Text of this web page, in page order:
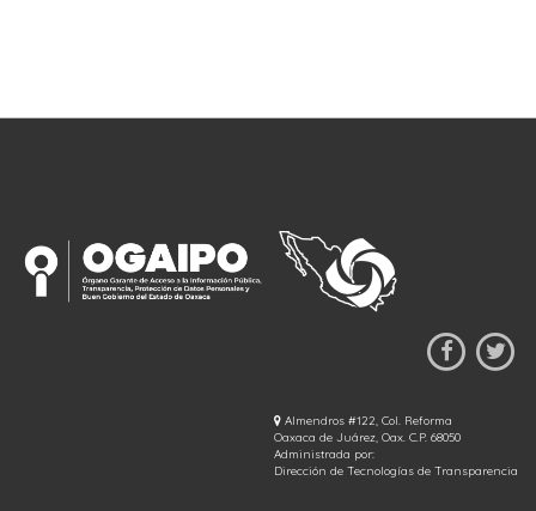
Almendros #122, Col. Reforma
Oaxaca de Juárez, Oax. C.P. 68050
Administrada por:
Dirección de Tecnologías de Transparencia